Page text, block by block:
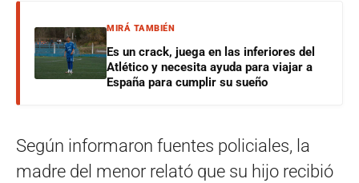
MIRÁ TAMBIÉN
Es un crack, juega en las inferiores del
Atlético y necesita ayuda para viajar a
España para cumplir su sueño
Según informaron fuentes policiales, la
madre del menor relató que su hijo recibió